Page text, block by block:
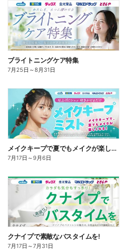
ブライトニングケア特集
7月25日 ～8月31日
メイクキープで夏でもメイクが楽しくなる!
7月17日 ～9月6日
クナイプで素敵なバスタイムを!
7月17日 ～7月31日